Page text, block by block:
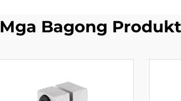
Mga Bagong